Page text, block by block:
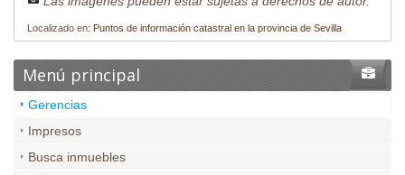
Localizado en: Puntos de información catastral en la provincia de Sevilla
Menú principal
Gerencias
Impresos
Busca inmuebles